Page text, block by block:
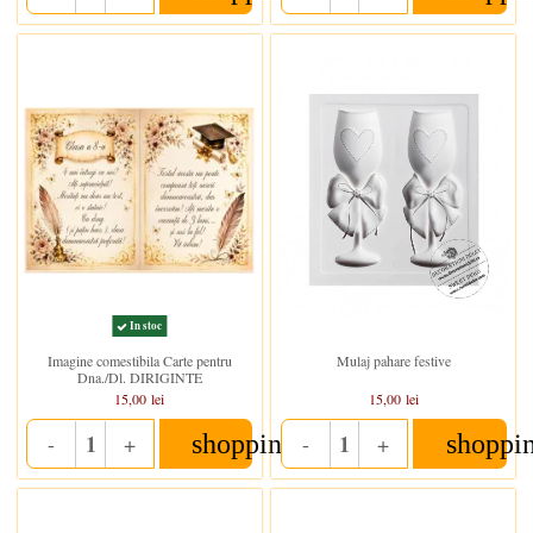
In stoc
Imagine comestibila Carte pentru
Dna./Dl. DIRIGINTE
15,00 lei
- Quantity
+ shopping_cart
Mulaj pahare festive
15,00 lei
- Quantity
+